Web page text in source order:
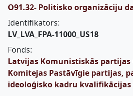
O91.32- Politisko organizāciju
Identifikators:
LV_LVA_FPA-11000_US18
Fonds:
Latvijas Komunistiskās partijas
Komitejas Pastāvīgie partijas,
ideoloģisko kadru kvalifikācijas